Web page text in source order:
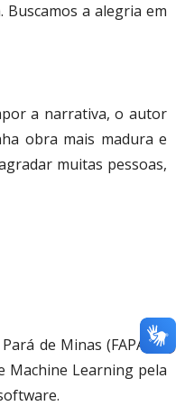
a alegria em
a narrativa, o autor
obra mais madura e
muitas pessoas,
de Minas (FAPAM),
Machine Learning pela